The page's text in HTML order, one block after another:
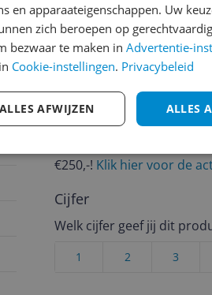
Reviews
Er zijn nog geen
Heb jij dit product in
met het schrijven van je
een review gemiddeld
andere bezoekers een
€250,-! Klik hier voor de
Cijfer
Welk cijfer geef jij dit
3
2
1
en apparaateigenschappen. Uw
zich beroepen op
bezwaar te maken in Advertentie-
Cookie-instellingen. Privacybeleid
ALLES
ALLES AFWIJZEN